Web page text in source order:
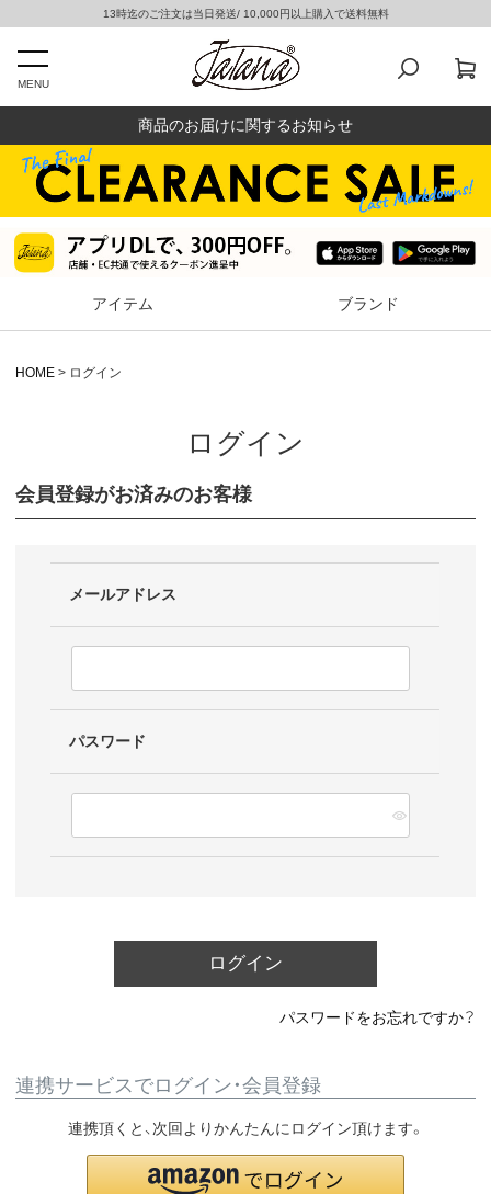
13時迄のご注文は当日発送/ 10,000円以上購入で送料無料
MENU
商品のお届けに関するお知らせ
アイテム ブランド
HOME ログイン
ログイン
会員登録がお済みのお客様
メールアドレス
パスワード
ログイン
パスワードをお忘れですか？
連携サービスでログイン・会員登録
連携頂くと、次回よりかんたんにログイン頂けます。